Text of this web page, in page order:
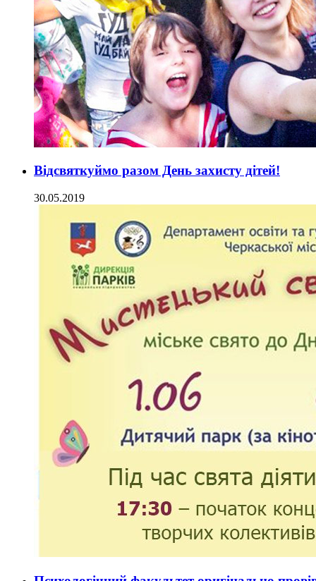
Відсвяткуймо разом День захисту дітей!
30.05.2019